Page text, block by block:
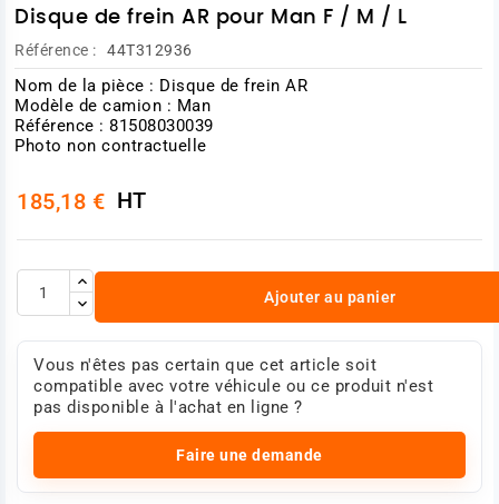
Disque de frein AR pour Man F / M / L
Référence : 44T312936
Nom de la pièce : Disque de frein AR
Modèle de camion : Man
Référence : 81508030039
Photo non contractuelle
185,18 € HT
Ajouter au panier
Vous n'êtes pas certain que cet article soit
compatible avec votre véhicule ou ce produit n'est
pas disponible à l'achat en ligne ?
Faire une demande